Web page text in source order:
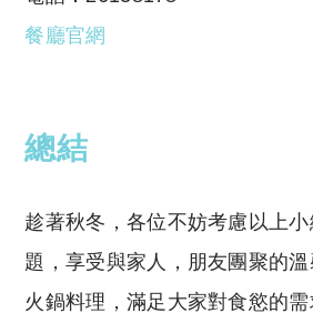
餐廳官網
總結
趁著秋冬，各位不妨考慮以上
題，享受與家人，朋友團聚的
火鍋料理，滿足大家對食慾的需